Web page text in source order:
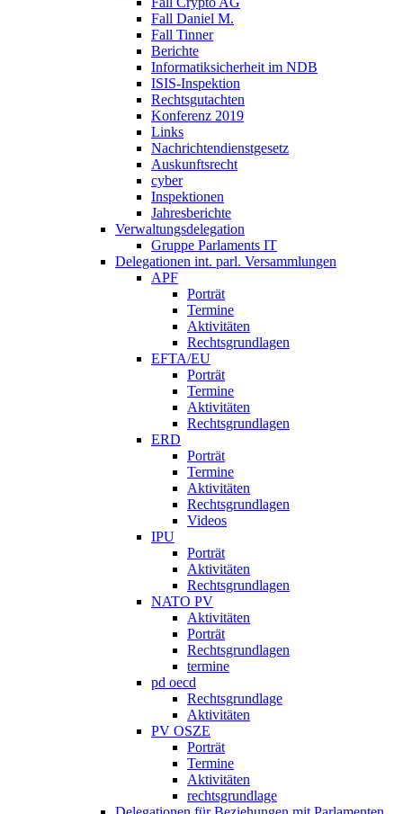
Fall Daniel M.
Fall Tinner
Berichte
Informatiksicherheit ­im NDB
ISIS-Inspektion
Rechtsgutachten
Konferenz 2019
Links
Nachrichtendienstgesetz
Auskunftsrecht
cyber
Inspektionen
Jahresberichte
Verwaltungsdelegation
Gruppe Parlaments IT
Delegationen int. parl. Versammlungen
APF
Porträt
Termine
Aktivitäten
Rechtsgrundlagen
EFTA/EU
Porträt
Termine
Aktivitäten
Rechtsgrundlagen
ERD
Porträt
Termine
Aktivitäten
Rechtsgrundlagen
Videos
IPU
Porträt
Aktivitäten
Rechtsgrundlagen
NATO PV
Aktivitäten
Porträt
Rechtsgrundlagen
termine
pd oecd
Rechtsgrundlage
Aktivitäten
PV OSZE
Porträt
Termine
Aktivitäten
rechtsgrundlage